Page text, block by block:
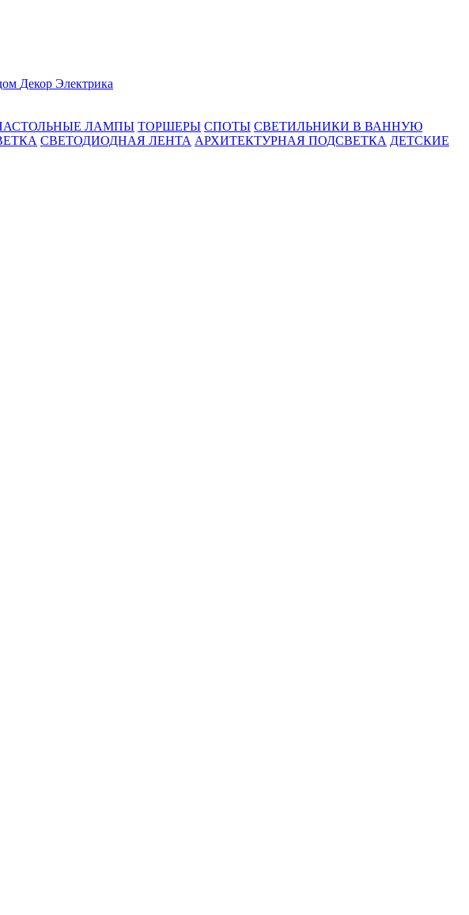
Декор Электрика
ЛАМПЫ ТОРШЕРЫ СПОТЫ СВЕТИЛЬНИКИ В ВАННУЮ
СВЕТОДИОДНАЯ ЛЕНТА АРХИТЕКТУРНАЯ ПОДСВЕТКА ДЕТСКИЕ